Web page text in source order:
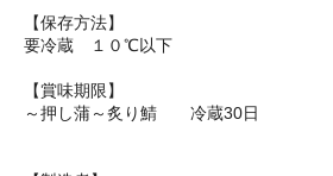
【保存方法】
要冷蔵 １０℃以下
【賞味期限】
～押し蒲～炙り鯖 冷蔵30日